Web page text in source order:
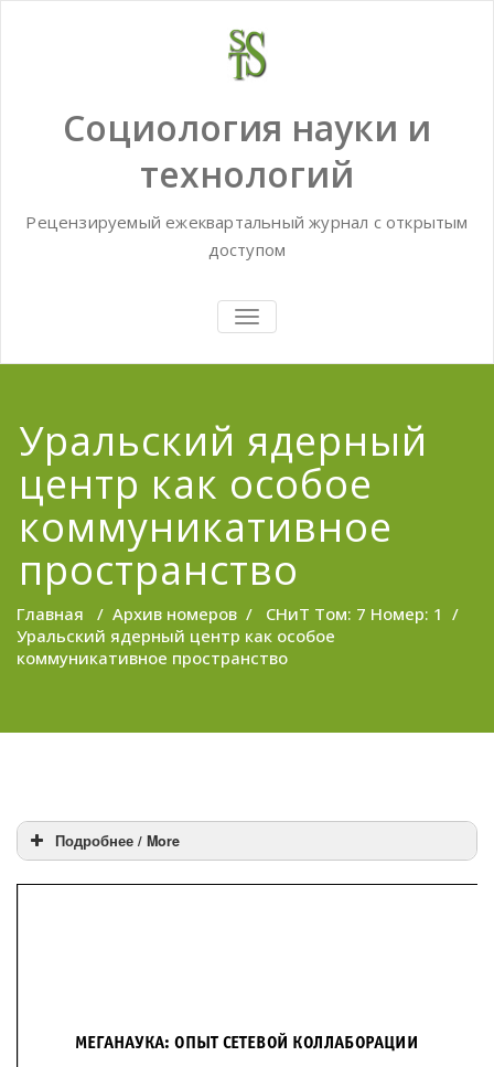
Социология науки и
технологий
Рецензируемый ежеквартальный журнал с открытым
доступом
TOGGLE
NAVIGATION
Уральский ядерный
центр как особое
коммуникативное
пространство
Главная / Архив номеров / СНиТ Том: 7 Номер: 1 /
Уральский ядерный центр как особое
коммуникативное пространство
Подробнее / More